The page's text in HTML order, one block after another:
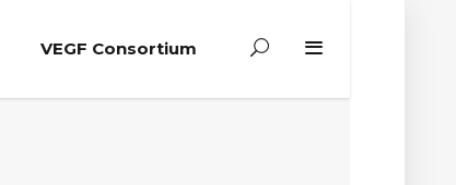
VEGF Consortium